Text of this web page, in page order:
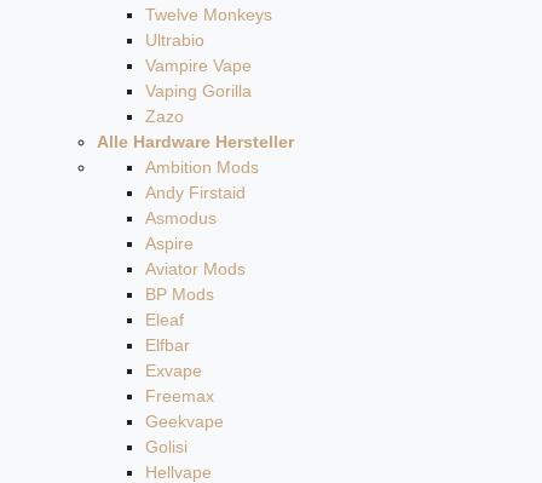
Twelve Monkeys
Ultrabio
Vampire Vape
Vaping Gorilla
Zazo
Alle Hardware Hersteller
Ambition Mods
Andy Firstaid
Asmodus
Aspire
Aviator Mods
BP Mods
Eleaf
Elfbar
Exvape
Freemax
Geekvape
Golisi
Hellvape